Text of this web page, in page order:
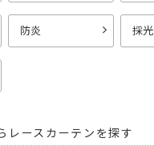
防炎 採光
レースカーテンを探す